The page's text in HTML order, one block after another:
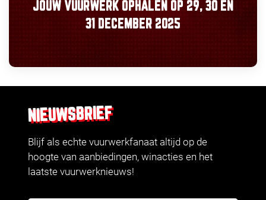
JOUW VUURWERK OPHALEN OP 29, 30 EN
31 DECEMBER 2025
NIEUWSBRIEF
Blijf als echte vuurwerkfanaat altijd op de
hoogte van aanbiedingen, winacties en het
laatste vuurwerknieuws!